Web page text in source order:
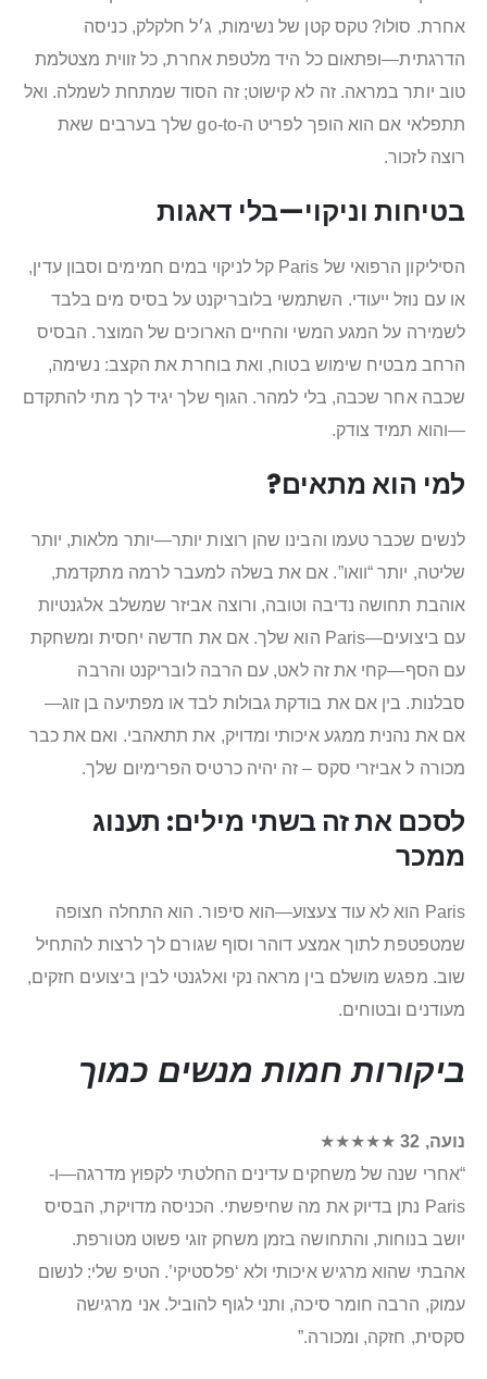
אחרת. סולו? טקס קטן של נשימות, ג׳ל חלקלק, כניסה
הדרגתית—ופתאום כל היד מלטפת אחרת, כל זווית מצטלמת
טוב יותר במראה. זה לא קישוט; זה הסוד שמתחת לשמלה. ואל
תתפלאי אם הוא הופך לפריט ה-go-to שלך בערבים שאת
רוצה לזכור.
בטיחות וניקוי—בלי דאגות
הסיליקון הרפואי של Paris קל לניקוי במים חמימים וסבון עדין,
או עם נוזל ייעודי. השתמשי בלובריקנט על בסיס מים בלבד
לשמירה על המגע המשי והחיים הארוכים של המוצר. הבסיס
הרחב מבטיח שימוש בטוח, ואת בוחרת את הקצב: נשימה,
שכבה אחר שכבה, בלי למהר. הגוף שלך יגיד לך מתי להתקדם
—והוא תמיד צודק.
למי הוא מתאים?
לנשים שכבר טעמו והבינו שהן רוצות יותר—יותר מלאות, יותר
שליטה, יותר “וואו”. אם את בשלה למעבר לרמה מתקדמת,
אוהבת תחושה נדיבה וטובה, ורוצה אביזר שמשלב אלגנטיות
עם ביצועים—Paris הוא שלך. אם את חדשה יחסית ומשחקת
עם הסף—קחי את זה לאט, עם הרבה לובריקנט והרבה
סבלנות. בין אם את בודקת גבולות לבד או מפתיעה בן זוג—
אם את נהנית ממגע איכותי ומדויק, את תתאהבי. ואם את כבר
מכורה ל אביזרי סקס – זה יהיה כרטיס הפרימיום שלך.
לסכם את זה בשתי מילים: תענוג
ממכר
Paris הוא לא עוד צעצוע—הוא סיפור. הוא התחלה חצופה
שמטפטפת לתוך אמצע דוהר וסוף שגורם לך לרצות להתחיל
שוב. מפגש מושלם בין מראה נקי ואלגנטי לבין ביצועים חזקים,
מעודנים ובטוחים.
ביקורות חמות מנשים כמוך
נועה, 32
★★★★★
“אחרי שנה של משחקים עדינים החלטתי לקפוץ מדרגה—ו-
Paris נתן בדיוק את מה שחיפשתי. הכניסה מדויקת, הבסיס
יושב בנוחות, והתחושה בזמן משחק זוגי פשוט מטורפת.
אהבתי שהוא מרגיש איכותי ולא ‘פלסטיקי’. הטיפ שלי: לנשום
עמוק, הרבה חומר סיכה, ותני לגוף להוביל. אני מרגישה
סקסית, חזקה, ומכורה.”